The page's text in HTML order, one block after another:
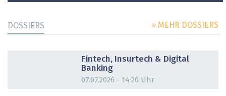
DOSSIERS » MEHR DOSSIERS
Fintech, Insurtech & Digital
Banking
07.07.2026 - 14:20 Uhr